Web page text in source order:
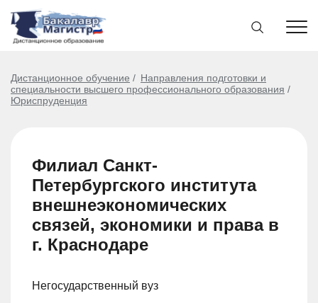
Дистанционное обучение
Направления подготовки и
специальности высшего профессионального образования
Юриспруденция
Филиал Санкт-
Петербургского института
внешнеэкономических
связей, экономики и права в
г. Краснодаре
Негосударственный вуз